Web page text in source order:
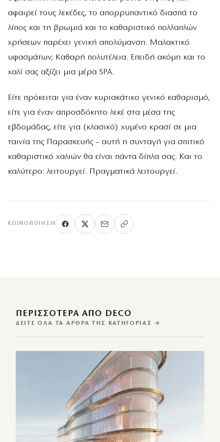
αφαιρεί τους λεκέδες, το απορρυπαντικό διασπά το
λίπος και τη βρωμιά και το καθαριστικό πολλαπλών
χρήσεων παρέχει γενική απολύμανση. Μαλακτικό
υφασμάτων; Καθαρή πολυτέλεια. Επειδή ακόμη και το
χαλί σας αξίζει μια μέρα SPA.
Είτε πρόκειται για έναν κυριακάτικο γενικό καθαρισμό,
είτε για έναν απροσδόκητο λεκέ στα μέσα της
εβδομάδας, είτε για (κλασικό) χυμένο κρασί σε μια
ταινία της Παρασκευής – αυτή η συνταγή για σπιτικό
καθαριστικό χαλιών θα είναι πάντα δίπλα σας. Και το
καλύτερο: λειτουργεί. Πραγματικά λειτουργεί.
ΚΟΙΝΟΠΟΊΗΣΗ
ΠΕΡΙΣΣΌΤΕΡΑ ΑΠΌ DECO
ΔΕΊΤΕ ΌΛΑ ΤΑ ΆΡΘΡΑ ΤΗΣ ΚΑΤΗΓΟΡΊΑΣ →